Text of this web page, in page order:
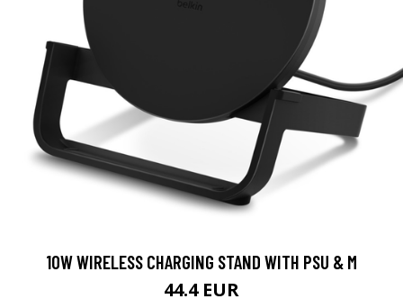
10W WIRELESS CHARGING STAND WITH PSU & M
44.4 EUR